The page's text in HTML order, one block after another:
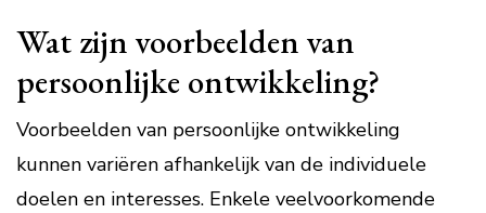
Wat zijn voorbeelden van
persoonlijke ontwikkeling?
Voorbeelden van persoonlijke ontwikkeling
kunnen variëren afhankelijk van de individuele
doelen en interesses. Enkele veelvoorkomende